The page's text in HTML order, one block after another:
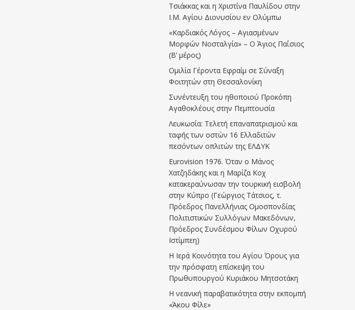
Τσιάκκας και η Χριστίνα Παυλίδου στην
Ι.Μ. Αγίου Διονυσίου εν Ολύμπω
«Καρδιακός Λόγος – Αγιασμένων
Μορφών Νοσταλγία» – Ο Άγιος Παΐσιος
(Β’ μέρος)
Ομιλία Γέροντα Εφραίμ σε Σύναξη
Φοιτητών στη Θεσσαλονίκη
Συνέντευξη του ηθοποιού Προκόπη
Αγαθοκλέους στην Πεμπτουσία
Λευκωσία: Τελετή επαναπατρισμού και
ταφής των οστών 16 Ελλαδιτών
πεσόντων οπλιτών της ΕΛΔΥΚ
Eurovision 1976. Όταν ο Μάνος
Χατζηδάκης και η Μαρίζα Κοχ
κατακεραύνωσαν την τουρκική εισβολή
στην Κύπρο (Γεώργιος Τάτσιος, τ.
Πρόεδρος Πανελλήνιας Ομοσπονδίας
Πολιτιστικών Συλλόγων Μακεδόνων,
Πρόεδρος Συνδέσμου Φίλων Οχυρού
Ιστίμπεη)
Η Ιερά Κοινότητα του Αγίου Όρους για
την πρόσφατη επίσκεψη του
Πρωθυπουργού Κυριάκου Μητσοτάκη
Η νεανική παραβατικότητα στην εκπομπή
«Άκου Φίλε»